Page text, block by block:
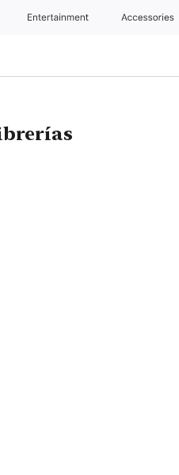
Entertainment Accessories